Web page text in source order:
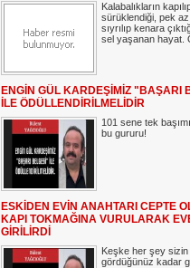
Kalabalıkların
sürüklendiği, pek
sıyrılıp kenara
sel yaşanan hayat.
ENGİN GÜL KARDEŞİMİZ "BAŞARI
İLE ÖDÜLLENDİRİLMELİDİR
101 sene tek
bu gururu!
ESKİDEN EVİN ANAHTARI CEPTE
KAPI TOKMAĞINA VURULARAK
GİRİLİRDİ
Keşke her şey sizin
gördüğünüz kadar